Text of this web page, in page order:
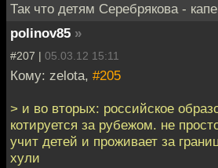
Так что детям Серебрякова -
polinov85 »
#207 | 05.03.12 15:11
Кому: zelota, #205
> и во вторых: российское
котируется за рубежом. не
учит детей и проживает за
хули